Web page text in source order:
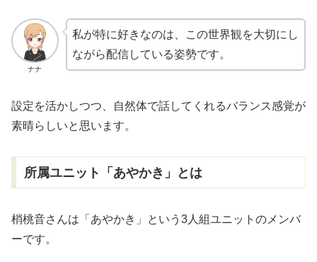
ナナ
私が特に好きなのは、この世界観を大切にし
ながら配信している姿勢です。
設定を活かしつつ、自然体で話してくれるバランス感覚が
素晴らしいと思います。
所属ユニット「あやかき」とは
梢桃音さんは「あやかき」という3人組ユニットのメンバ
ーです。